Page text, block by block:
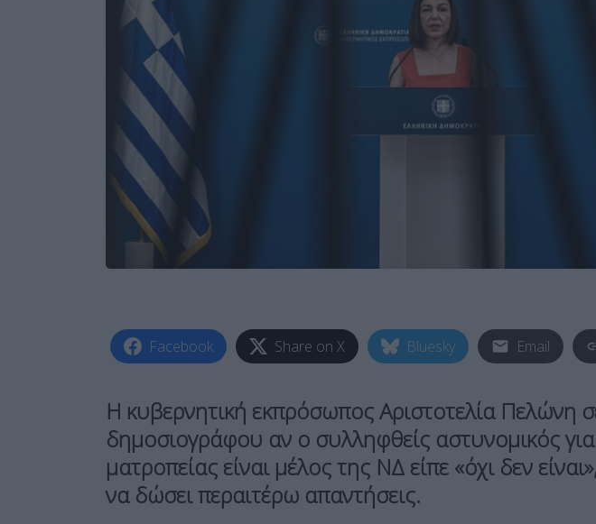
Facebook Share on X Bluesky Email
Η κυβερνητική εκπρόσωπος Αριστοτελία Πελώνη
δημοσιογράφου αν ο συλληφθείς αστυνομικός
ματροπείας είναι μέλος της ΝΔ είπε «όχι δεν
να δώσει περαιτέρω απαντήσεις.